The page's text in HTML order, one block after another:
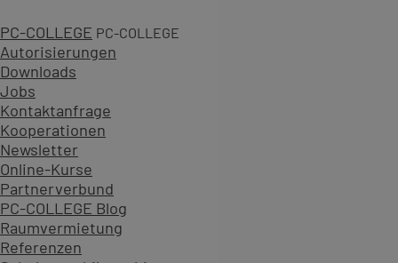
PC-COLLEGE PC-COLLEGE
Autorisierungen
Downloads
Jobs
Kontaktanfrage
Kooperationen
Newsletter
Online-Kurse
Partnerverbund
PC-COLLEGE Blog
Raumvermietung
Referenzen
2 Tage
4 gesicherte Termine
ab 981,00 € zzgl. MwSt.
An 26 Standorten oder online
Diesen Kurs als offenes Seminar buchen
Gemeinsam mit Teilnehmenden aus verschiedenen
Als Präsenzseminar oder Live-Online-Training zu
Inhalt erweitern